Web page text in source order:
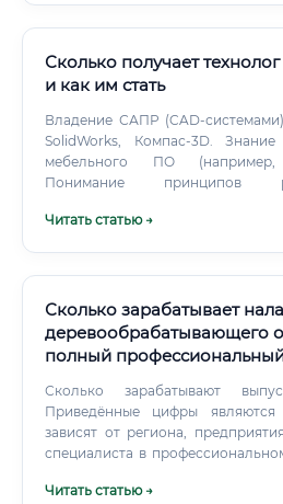
специфики самого груза —
пиломатериалов.
Сколько получает
и как им стать
Владение САПР (CAD-
SolidWorks, Компас-3D. Знание
мебельного ПО (например,
Понимание принципов
с ЧПУ.
Читать статью →
Сколько зарабатывает
деревообрабатывающего
полный
Сколько зарабатывают
Приведённые цифры
зависят от региона,
специалиста в
000 до 60 000 рублей ✅ Зарплата после обучения: от 40
Читать статью →